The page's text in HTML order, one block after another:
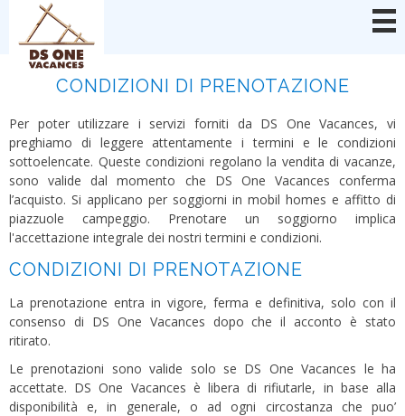
CONDIZIONI DI PRENOTAZIONE
Per poter utilizzare i servizi forniti da DS One Vacances, vi
preghiamo di leggere attentamente i termini e le condizioni
sottoelencate. Queste condizioni regolano la vendita di vacanze,
sono valide dal momento che DS One Vacances conferma
l’acquisto. Si applicano per soggiorni in mobil homes e affitto di
piazzuole campeggio. Prenotare un soggiorno implica
l'accettazione integrale dei nostri termini e condizioni.
CONDIZIONI DI PRENOTAZIONE
La prenotazione entra in vigore, ferma e definitiva, solo con il
consenso di DS One Vacances dopo che il acconto è stato
ritirato.
Le prenotazioni sono valide solo se DS One Vacances le ha
accettate. DS One Vacances è libera di rifiutarle, in base alla
disponibilità e, in generale, o ad ogni circostanza che puo’
Pannello di gestione dei cookies